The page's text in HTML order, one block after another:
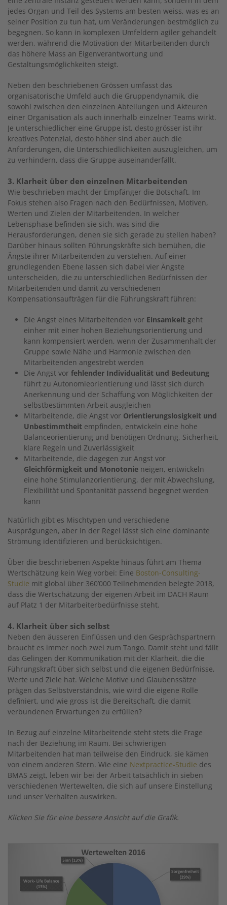
jedes Organ und Teil des Systems am besten weiss, was es an
seiner Position zu tun hat, um Veränderungen bestmöglich zu
begegnen. So kann in komplexen Umfeldern agiler gehandelt
werden, während die Motivation der Mitarbeitenden durch
das höhere Mass an Eigenverantwortung und
Gestaltungsmöglichkeiten steigt.
Neben den beschriebenen Grössen umfasst das
organisatorische Umfeld auch die Gruppendynamik, die
sowohl zwischen den einzelnen Abteilungen und Akteuren
einer Organisation als auch innerhalb einzelner Teams wirkt.
Je unterschiedlicher eine Gruppe ist, desto grösser ist ihr
kreatives Potenzial, desto höher sind aber auch die
Anforderungen, die Unterschiedlichkeiten auszugleichen, um
zu verhindern, dass die Gruppe auseinanderfällt.
3. Klarheit über den einzelnen Mitarbeitenden
Wie beschrieben macht der Empfänger die Botschaft. Im
Fokus stehen also Fragen nach den Bedürfnissen, Motiven,
Werten und Zielen der Mitarbeitenden. In welcher
Lebensphase befinden sie sich, was sind die
Herausforderungen, denen sie sich gerade zu stellen haben?
Darüber hinaus sollten Führungskräfte sich bemühen, die
Ängste ihrer Mitarbeitenden zu verstehen. Auf einer
grundlegenden Ebene lassen sich dabei vier Ängste
unterscheiden, die zu unterschiedlichen Bedürfnissen der
Mitarbeitenden und damit zu verschiedenen
Kompensationsaufträgen für die Führungskraft führen:
Die Angst eines Mitarbeitenden vor Einsamkeit geht
einher mit einer hohen Beziehungsorientierung und
kann kompensiert werden, wenn der Zusammenhalt der
Gruppe sowie Nähe und Harmonie zwischen den
Mitarbeitenden angestrebt werden
Die Angst vor fehlender Individualität und Bedeutung
führt zu Autonomieorientierung und lässt sich durch
Anerkennung und der Schaffung von Möglichkeiten der
selbstbestimmten Arbeit ausgleichen
Mitarbeitende, die Angst vor Orientierungslosigkeit und
Unbestimmtheit empfinden, entwickeln eine hohe
Balanceorientierung und benötigen Ordnung, Sicherheit,
klare Regeln und Zuverlässigkeit
Mitarbeitende, die dagegen zur Angst vor
Gleichförmigkeit und Monotonie neigen, entwickeln
eine hohe Stimulanzorientierung, der mit Abwechslung,
Flexibilität und Spontanität passend begegnet werden
kann
Natürlich gibt es Mischtypen und verschiedene
Ausprägungen, aber in der Regel lässt sich eine dominante
Strömung identifizieren und berücksichtigen.
Über die beschriebenen Aspekte hinaus führt am Thema
Wertschätzung kein Weg vorbei: Eine Boston-Consulting-
Studie mit global über 360’000 Teilnehmenden belegte 2018,
dass die Wertschätzung der eigenen Arbeit im DACH Raum
auf Platz 1 der Mitarbeiterbedürfnisse steht.
4. Klarheit über sich selbst
Neben den äusseren Einflüssen und den Gesprächspartnern
braucht es immer noch zwei zum Tango. Damit steht und fällt
das Gelingen der Kommunikation mit der Klarheit, die die
Führungskraft über sich selbst und die eigenen Bedürfnisse,
Werte und Ziele hat. Welche Motive und Glaubenssätze
prägen das Selbstverständnis, wie wird die eigene Rolle
definiert, und wie gross ist die Bereitschaft, die damit
verbundenen Erwartungen zu erfüllen?
In Bezug auf einzelne Mitarbeitende steht stets die Frage
nach der Beziehung im Raum. Bei schwierigen
Mitarbeitenden hat man teilweise den Eindruck, sie kämen
von einem anderen Stern. Wie eine Nextpractice-Studie des
BMAS zeigt, leben wir bei der Arbeit tatsächlich in sieben
verschiedenen Wertewelten, die sich auf unsere Einstellung
und unser Verhalten auswirken.
Klicken Sie für eine bessere Ansicht auf die Grafik.